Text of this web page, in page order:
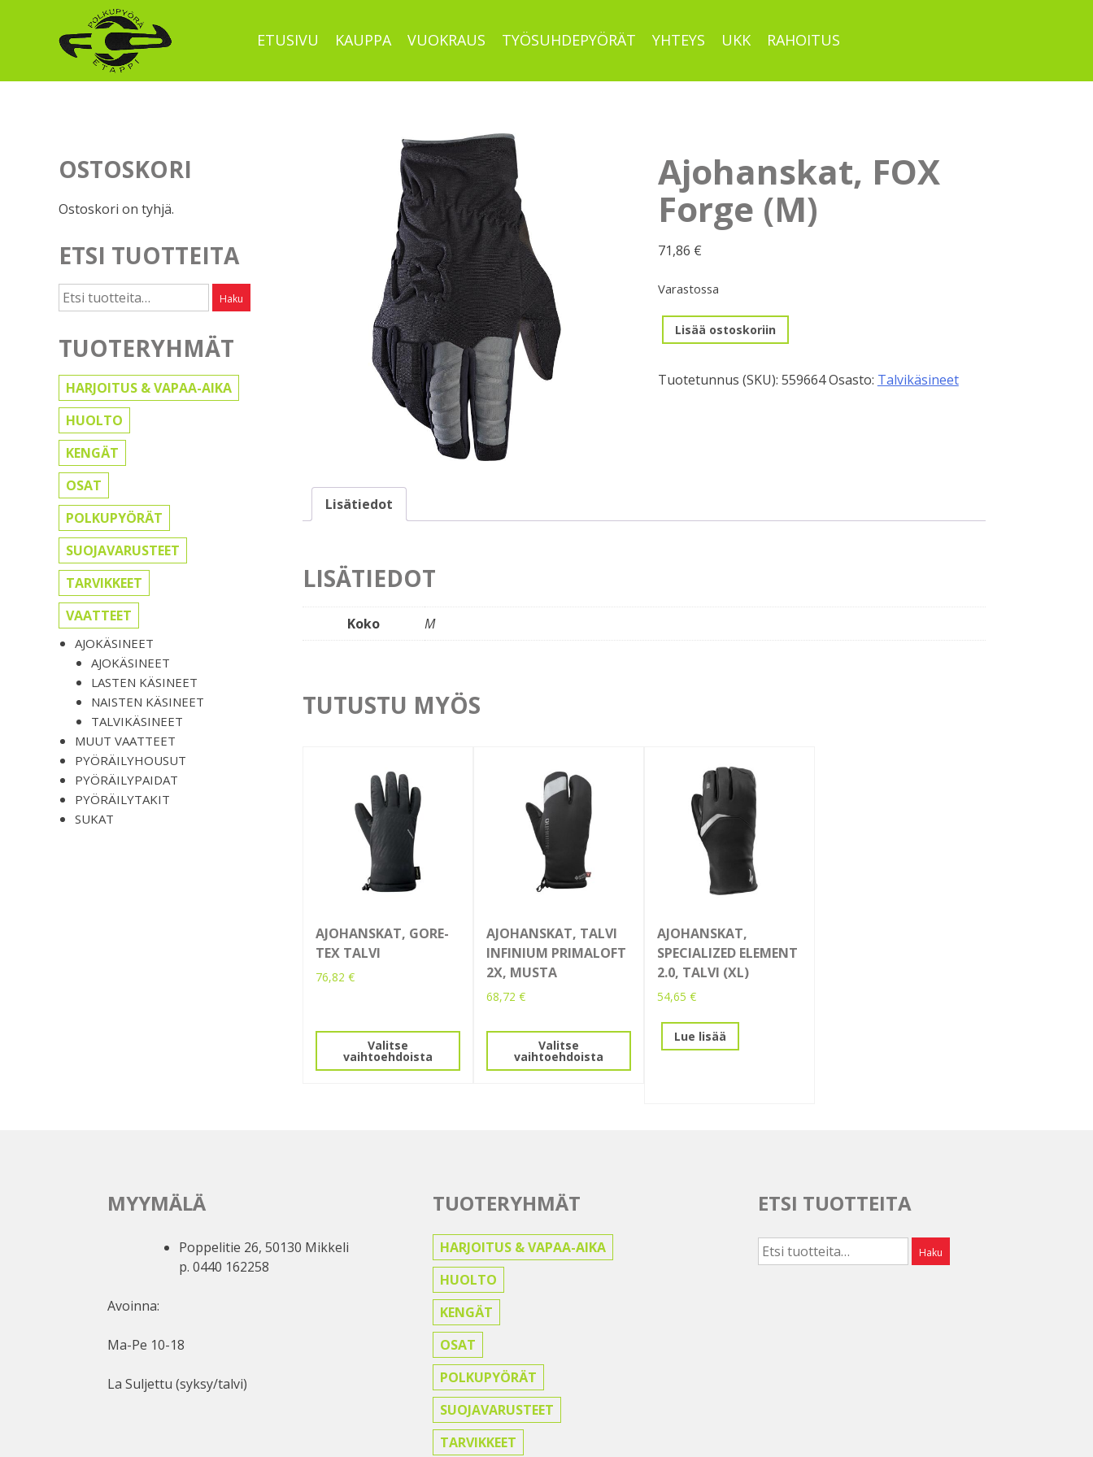
ETUSIVU KAUPPA VUOKRAUS TYÖSUHDEPYÖRÄT YHTEYS UKK RAHOITUS
OSTOSKORI
Ostoskori on tyhjä.
ETSI TUOTTEITA
Etsi: Haku
TUOTERYHMÄT
HARJOITUS & VAPAA-AIKA
HUOLTO
KENGÄT
OSAT
POLKUPYÖRÄT
SUOJAVARUSTEET
TARVIKKEET
VAATTEET
AJOKÄSINEET
AJOKÄSINEET
LASTEN KÄSINEET
NAISTEN KÄSINEET
TALVIKÄSINEET
MUUT VAATTEET
PYÖRÄILYHOUSUT
PYÖRÄILYPAIDAT
PYÖRÄILYTAKIT
SUKAT
Ajohanskat, FOX
Forge (M)
71,86 €
Varastossa
Ajohanskat,
FOX
(M)
Lisää ostoskoriin
Tuotetunnus (SKU): 559664Osasto: Talvikäsineet
Lisätiedot
LISÄTIEDOT
Koko M
TUTUSTU MYÖS
AJOHANSKAT, GORE-
TEX TALVI
76,82 €
Valitse
vaihtoehdoista
useampi
AJOHANSKAT, TALVI
INFINIUM PRIMALOFT
2X, MUSTA
68,72 €
Valitse
vaihtoehdoista
tuotteella
sivulla.
AJOHANSKAT,
SPECIALIZED ELEMENT
2.0, TALVI (XL)
54,65 €
Lue lisää
MYYMÄLÄ
Poppelitie 26, 50130 Mikkeli
p. 0440 162258
Avoinna:
Ma-Pe 10-18
La Suljettu (syksy/talvi)
TUOTERYHMÄT
HARJOITUS & VAPAA-AIKA
HUOLTO
KENGÄT
OSAT
POLKUPYÖRÄT
SUOJAVARUSTEET
TARVIKKEET
ETSI TUOTTEITA
Etsi: Haku